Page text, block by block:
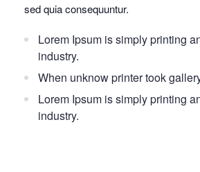
sed quia consequuntur.
Lorem Ipsum is simply printing
industry.
When unknow printer took
Lorem Ipsum is simply printing
industry.